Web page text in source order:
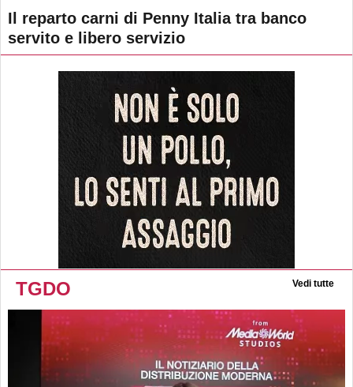
Il reparto carni di Penny Italia tra banco
servito e libero servizio
TGDO Vedi tutte